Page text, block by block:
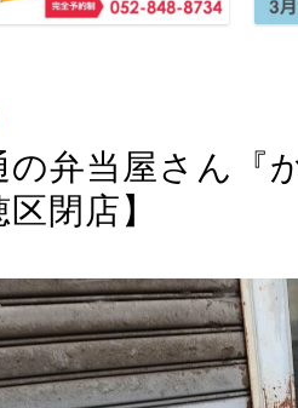
の弁当屋さん『
区閉店】